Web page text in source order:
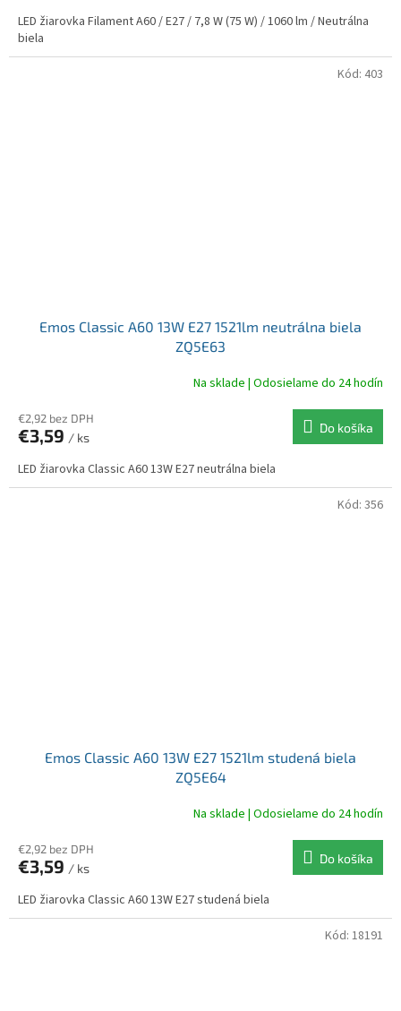
LED žiarovka Filament A60 / E27 / 7,8 W (75 W) / 1060 lm / Neutrálna
biela
Emos Classic A60 13W E27 1521lm neutrálna biela
ZQ5E63
Na sklade | Odosielame do 24 hodín
€2,92 bez DPH
€3,59 / ks
Do košíka
LED žiarovka Classic A60 13W E27 neutrálna biela
Kód: 403
Emos Classic A60 13W E27 1521lm studená biela
ZQ5E64
Na sklade | Odosielame do 24 hodín
€2,92 bez DPH
€3,59 / ks
Do košíka
LED žiarovka Classic A60 13W E27 studená biela
Kód: 356
Kód: 18191